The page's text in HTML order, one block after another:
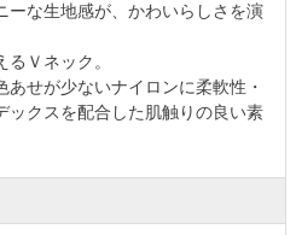
ーな生地感が、かわいらしさを演
Ｖネック。
せが少ないナイロンに柔軟性・
ックスを配合した肌触りの良い素